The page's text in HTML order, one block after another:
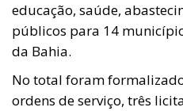
educação, saúde,
públicos para 14
da Bahia.
No total foram
ordens de serviço, três